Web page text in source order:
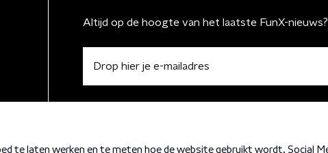
Altijd op de hoogte van het laatste FunX-nieuws?